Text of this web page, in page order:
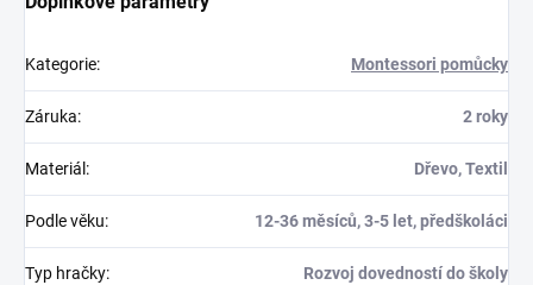
Kategorie: Montessori pomůcky
Záruka: 2 roky
Materiál : Dřevo, Textil
Podle věku: 12-36 měsíců, 3-5 let, předškoláci
Typ hračky: Rozvoj dovedností do školy